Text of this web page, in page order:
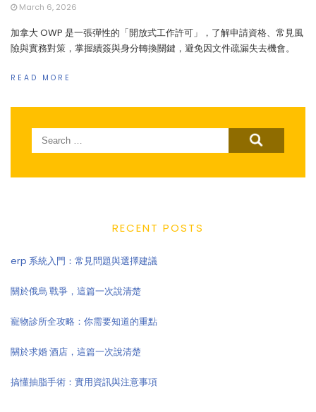
March 6, 2026
加拿大 OWP 是一張彈性的「開放式工作許可」，了解申請資格、常見風
險與實務對策，掌握續簽與身分轉換關鍵，避免因文件疏漏失去機會。
READ MORE
Search
for:
RECENT POSTS
erp 系統入門：常見問題與選擇建議
關於俄烏 戰爭，這篇一次說清楚
寵物診所全攻略：你需要知道的重點
關於求婚 酒店，這篇一次說清楚
搞懂抽脂手術：實用資訊與注意事項